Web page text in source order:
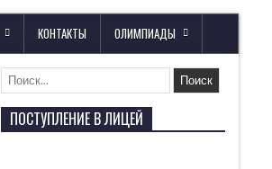
КОНТАКТЫ ОЛИМПИАДЫ
ПОСТУПЛЕНИЕ В ЛИЦЕЙ